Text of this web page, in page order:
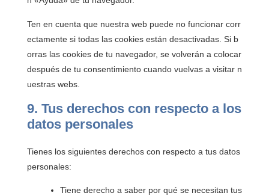
Ten en cuenta que nuestra web puede no funcionar corr
ectamente si todas las cookies están desactivadas. Si b
orras las cookies de tu navegador, se volverán a colocar
después de tu consentimiento cuando vuelvas a visitar n
uestras webs.
9. Tus derechos con respecto a los
datos personales
Tienes los siguientes derechos con respecto a tus datos
personales:
Tiene derecho a saber por qué se necesitan tus